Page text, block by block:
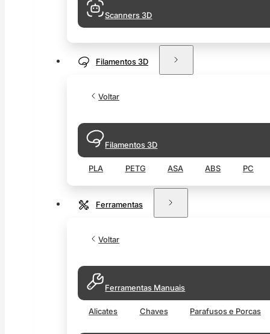
Scanners 3D
Filamentos 3D
Voltar
Filamentos 3D
PLA PETG ASA ABS PC
Ferramentas
Voltar
Ferramentas Manuais
Alicates Chaves Parafusos e Porcas